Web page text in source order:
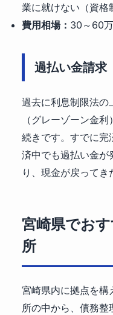
業に就けない（資格
費用相場： 30～60万
過払い金請求
過去に利息制限法の
（グレーゾーン金
続きです。すでに完
済中でも過払い金が
り、現金が戻ってき
宮崎県でお
所
宮崎県内に拠点を構
所の中から、債務